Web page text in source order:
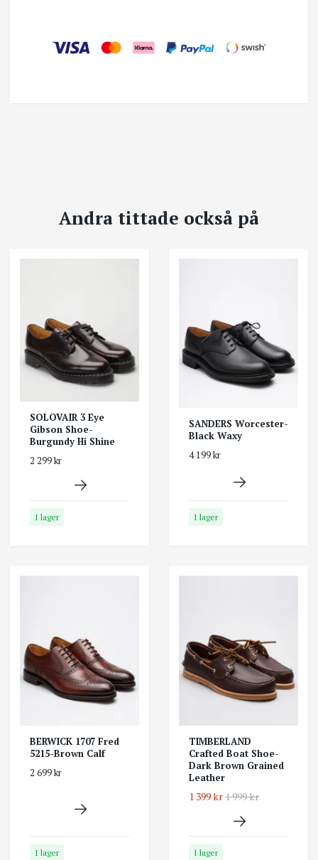
Andra tittade också på
SOLOVAIR 3 Eye
Gibson Shoe-
Burgundy Hi Shine
2 299 kr
I lager
SANDERS Worcester-
Black Waxy
4 199 kr
I lager
BERWICK 1707 Fred
5215-Brown Calf
2 699 kr
I lager
TIMBERLAND
Crafted Boat Shoe-
Dark Brown Grained
Leather
1 399 kr1 999 kr
I lager